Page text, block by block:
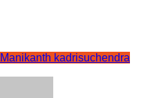
Manikanth kadrisuchendra